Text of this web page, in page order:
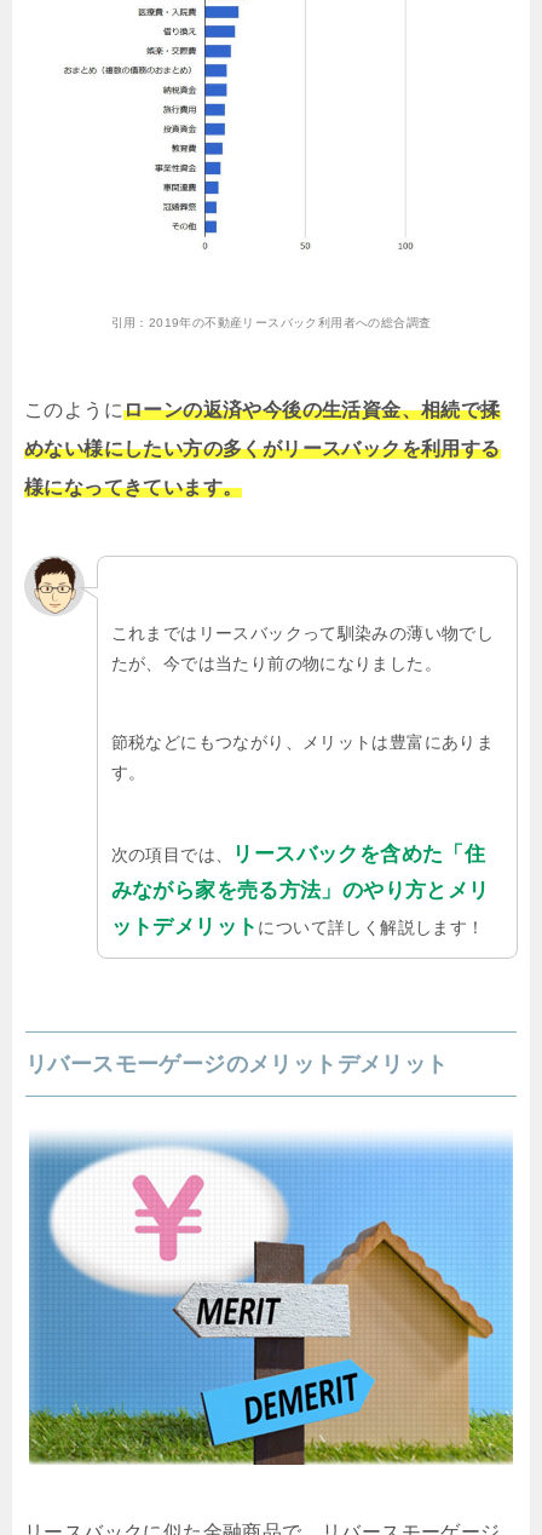
引用： 2019年の不動産リースバック利用者への総合調査
このようにローンの返済や今後の生活資金、相続で揉
めない様にしたい方の多くがリースバックを利用する
様になってきています。
これまではリースバックって馴染みの薄い物でし
たが、今では当たり前の物になりました。
節税などにもつながり、メリットは豊富にありま
す。
次の項目では、
リースバックを含めた「住
みながら家を売る方法」のやり方とメリ
ットデメリット について詳しく解説します！
リバースモーゲージのメリットデメリット